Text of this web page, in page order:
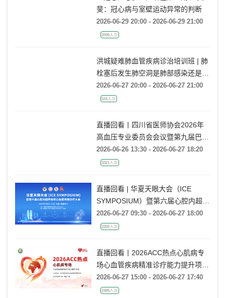
金楚心声心脏超声讲座第三期 严斐
斐：冠心病与室壁运动异常的判断
2026-06-29 20:00 - 2026-06-29 21:00
洪城疑难肺血管疾病诊治培训班 | 肺
栓塞后发生肺空洞是肺部感染还是肺
梗死鉴别？
2026-06-27 20:00 - 2026-06-27 21:00
直播回看丨四川省医师协会2026年
高血压专业委员会会议暨第九届巴蜀
高血压会议
2026-06-26 13:30 - 2026-06-27 18:20
直播回看 | 华夏天眼大会（ICE
SYMPOSIUM）暨第六届心腔内超声
指导心血管疾病诊疗大会
2026-06-27 09:30 - 2026-06-27 18:00
直播回看丨2026ACC热点心肌病专
场心血管疾病精准诊疗能力提升项目
广州场
2026-06-27 15:00 - 2026-06-27 17:40